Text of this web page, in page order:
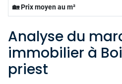
🏡 Prix moyen au m²
Analyse du
immobilier à
priest